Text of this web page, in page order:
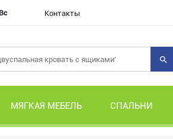
Контакты
МЯГКАЯ МЕБЕЛЬ СПАЛЬНИ